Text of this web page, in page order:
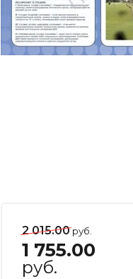
2 015.00руб.
1 755.00
руб.